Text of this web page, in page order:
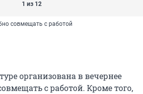
1 из 12
совмещать с работой
организована в вечернее
с работой. Кроме того,